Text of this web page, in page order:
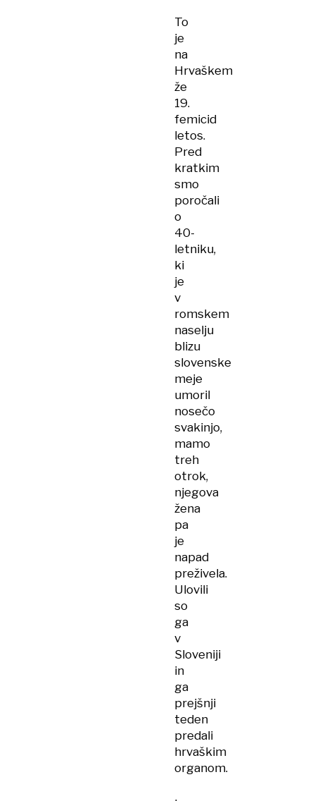
To
je
na
Hrvaškem
že
19.
femicid
letos.
Pred
kratkim
smo
poročali
o
40-
letniku,
ki
je
v
romskem
naselju
blizu
slovenske
meje
umoril
nosečo
svakinjo,
mamo
treh
otrok,
njegova
žena
pa
je
napad
preživela.
Ulovili
so
ga
v
Sloveniji
in
ga
prejšnji
teden
predali
hrvaškim
organom.